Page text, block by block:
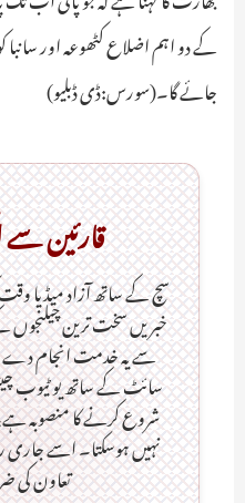
کے دو اہم اضلاع کٹھوعہ اور
جائے گا۔(سورس:ڈی ڈبلیو)
قارئین
سچ کے ساتھ آزاد میڈیا
خبریں سخت ترین
سے یہ خدمت انجام دے
سائٹ کے ساتھ یو ٹیوب
شروع کرنے کا منصوبہ
نہیں ہوسکتا۔ اسے
تعاون